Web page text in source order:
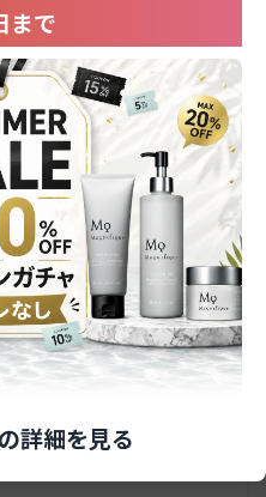
プで顔を洗う
になりやすいため、で
ましょう。
要な理由と2
ると、乾燥やテカリ、
があります。
まで
詳細を見る